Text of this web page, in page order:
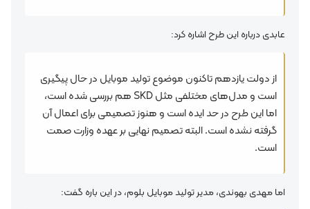
عابدی درباره این طرح اشاره کرد:
از دولت یازدهم تاکنون موضوع تولید موبایل در حال پیگیری
است و مدل‌های مختلفی مثل SKD هم بررسی شده است،
اما این طرح در حد ایده است و هنوز تصمیمی برای اعمال آن
گرفته نشده است. البته تصمیم نهایی بر عهده وزارت صمت
است.
اما مهدی بهوندی،‌ مدیر تولید موبایل بلوم، در این‌ باره گفت: